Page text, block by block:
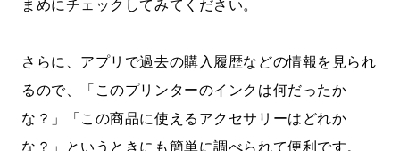
まめにチェックしてみてください。
さらに、アプリで過去の購入履歴などの情報を見られ
るので、「このプリンターのインクは何だったか
な？」「この商品に使えるアクセサリーはどれか
な？」というときにも簡単に調べられて便利です。